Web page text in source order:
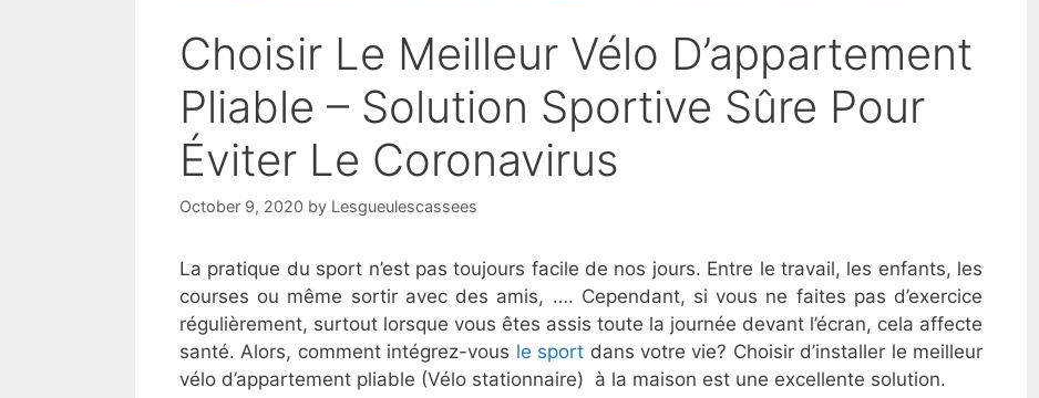
Choisir Le Meilleur Vélo D’appartement
Pliable – Solution Sportive Sûre Pour
Éviter Le Coronavirus
October 9, 2020 by Lesgueulescassees
La pratique du sport n’est pas toujours facile de nos jours. Entre le travail, les enfants, les
courses ou même sortir avec des amis, …. Cependant, si vous ne faites pas d’exercice
régulièrement, surtout lorsque vous êtes assis toute la journée devant l’écran, cela affecte
santé. Alors, comment intégrez-vous le sport dans votre vie? Choisir d’installer le meilleur
vélo d’appartement pliable (Vélo stationnaire) à la maison est une excellente solution.